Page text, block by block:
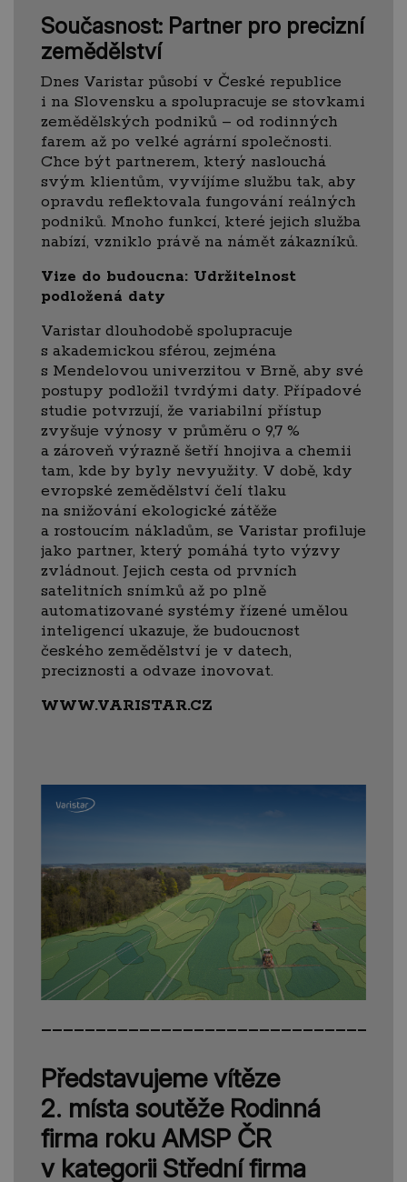
Současnost: Partner pro precizní
zemědělství
Dnes Varistar působí v České republice
i na Slovensku a spolupracuje se stovkami
zemědělských podniků – od rodinných
farem až po velké agrární společnosti.
Chce být partnerem, který naslouchá
svým klientům, vyvíjíme službu tak, aby
opravdu reflektovala fungování reálných
podniků. Mnoho funkcí, které jejich služba
nabízí, vzniklo právě na námět zákazníků.
Vize do budoucna: Udržitelnost
podložená daty
Varistar dlouhodobě spolupracuje
s akademickou sférou, zejména
s Mendelovou univerzitou v Brně, aby své
postupy podložil tvrdými daty. Případové
studie potvrzují, že variabilní přístup
zvyšuje výnosy v průměru o 9,7 %
a zároveň výrazně šetří hnojiva a chemii
tam, kde by byly nevyužity. V době, kdy
evropské zemědělství čelí tlaku
na snižování ekologické zátěže
a rostoucím nákladům, se Varistar profiluje
jako partner, který pomáhá tyto výzvy
zvládnout. Jejich cesta od prvních
satelitních snímků až po plně
automatizované systémy řízené umělou
inteligencí ukazuje, že budoucnost
českého zemědělství je v datech,
preciznosti a odvaze inovovat.
WWW.VARISTAR.CZ
Představujeme vítěze
2. místa soutěže Rodinná
firma roku AMSP ČR
v kategorii Střední firma